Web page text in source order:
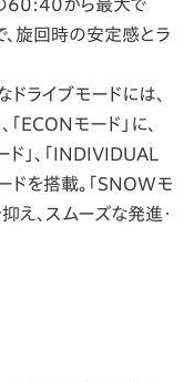
60:40から最大で
旋回時の安定感とラ
ライブモードには、
「ECONモード」に、
」、「INDIVIDUAL
ドを搭載。「SNOWモ
え、スムーズな発進・